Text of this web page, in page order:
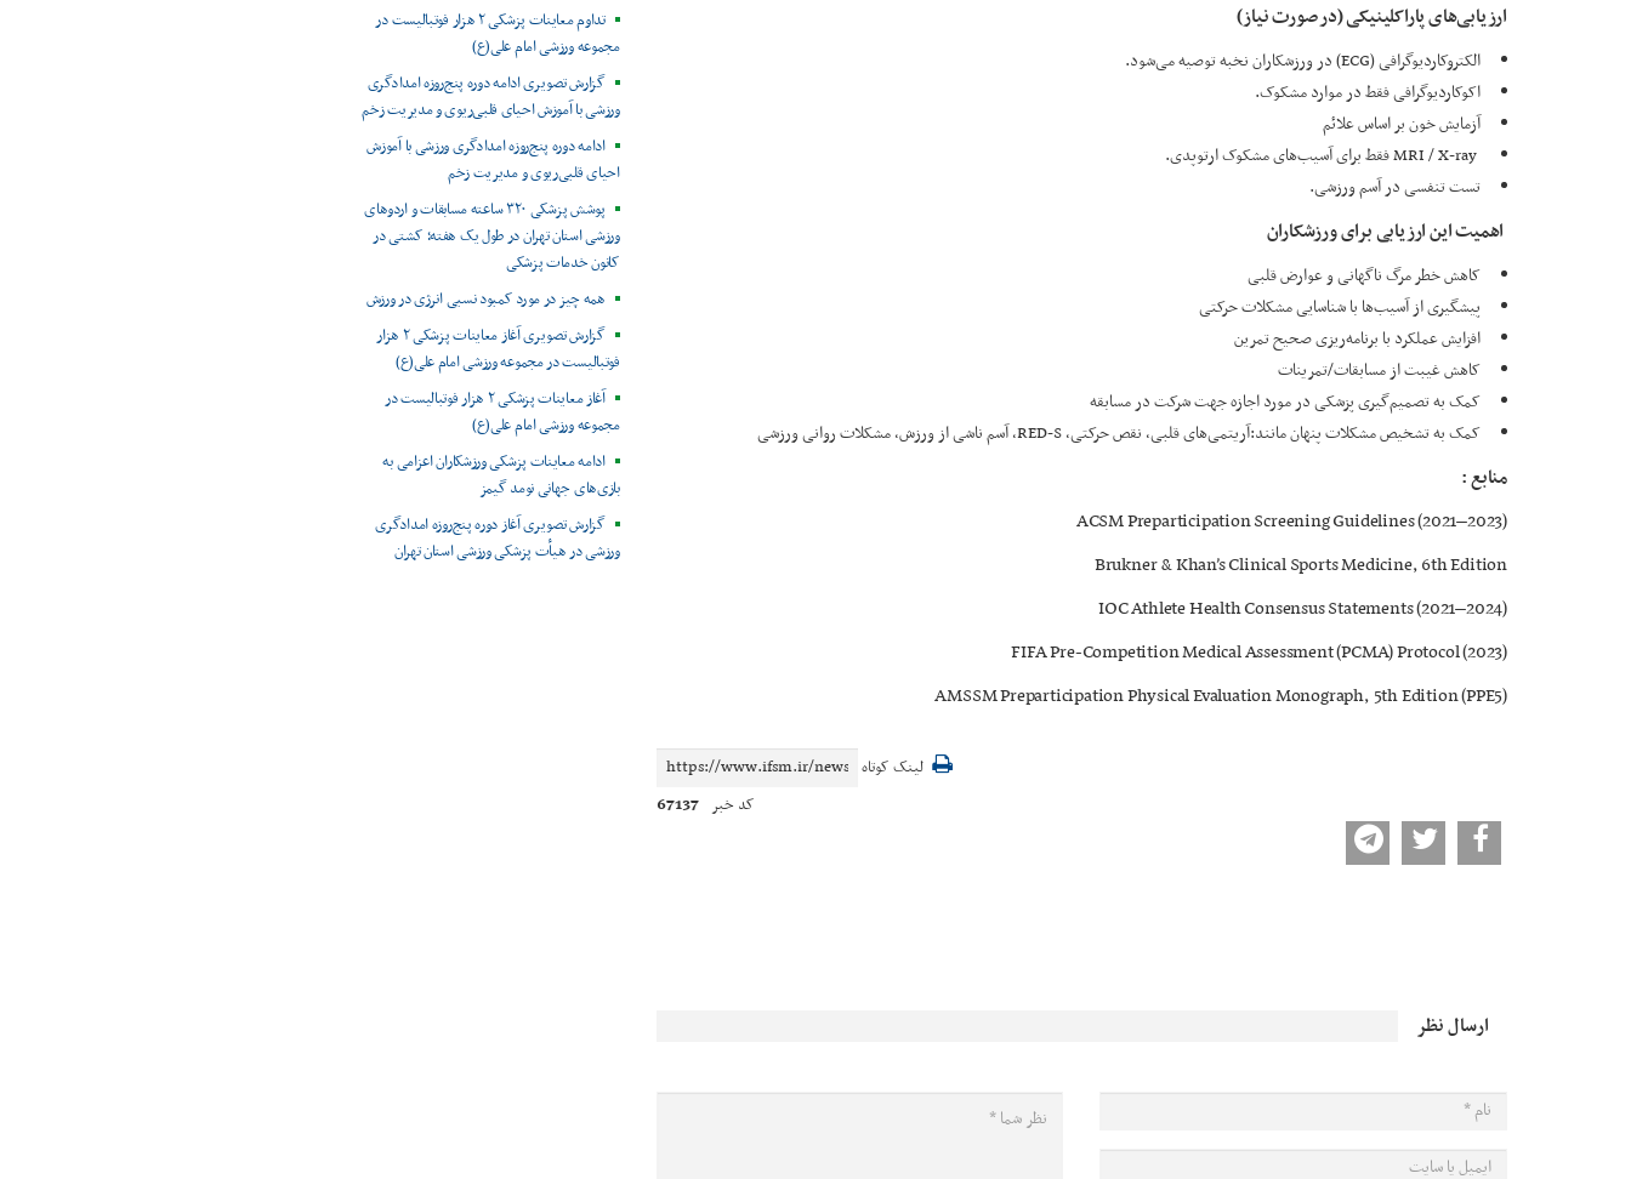
ارزیابی‌های پاراکلینیکی (در صورت نیاز)
الکتروکاردیوگرافی (ECG) در ورزشکاران نخبه توصیه می‌شود.
اکوکاردیوگرافی فقط در موارد مشکوک.
آزمایش خون بر اساس علائم
تست تنفسی در آسم ورزشی.
اهمیت این ارزیابی برای ورزشکاران
کاهش خطر مرگ ناگهانی و عوارض قلبی
پیشگیری از آسیب‌ها با شناسایی مشکلات حرکتی
افزایش عملکرد با برنامه‌ریزی صحیح تمرین
کاهش غیبت از مسابقات/تمرینات
کمک به تصمیم‌گیری پزشکی در مورد اجازه جهت شرکت در مسابقه
کمک به تشخیص مشکلات پنهان مانند:آریتمی‌های قلبی، نقص حرکتی، RED-S، آسم ناشی از ورزش، مشکلات روانی ورزشی
منابع :
ACSM Preparticipation Screening Guidelines (2021–2023)
Brukner & Khan’s Clinical Sports Medicine, 6th Edition
IOC Athlete Health Consensus Statements (2021–2024)
FIFA Pre-Competition Medical Assessment (PCMA) Protocol (2023)
AMSSM Preparticipation Physical Evaluation Monograph, 5th Edition (PPE5)
لینک کوتاه
کد خبر 67137
ارسال نظر
تداوم معاینات پزشکی ۲ هزار فوتبالیست در
مجموعه ورزشی امام علی(ع)
گزارش تصویری ادامه دوره پنج‌روزه امدادگری
ورزشی با آموزش احیای قلبی‌ریوی و مدیریت زخم
ادامه دوره پنج‌روزه امدادگری ورزشی با آموزش
احیای قلبی‌ریوی و مدیریت زخم
پوشش پزشکی ۳۲۰ ساعته مسابقات و اردوهای
ورزشی استان تهران در طول یک هفته؛ کشتی در
کانون خدمات پزشکی
همه چیز در مورد کمبود نسبی انرژی در ورزش
گزارش تصویری آغاز معاینات پزشکی ۲ هزار
فوتبالیست در مجموعه ورزشی امام علی(ع)
آغاز معاینات پزشکی ۲ هزار فوتبالیست در
مجموعه ورزشی امام علی(ع)
ادامه معاینات پزشکی ورزشکاران اعزامی به
بازی‌های جهانی نومد گیمز
گزارش تصویری آغاز دوره پنج‌روزه امدادگری
ورزشی در هیأت پزشکی ورزشی استان تهران